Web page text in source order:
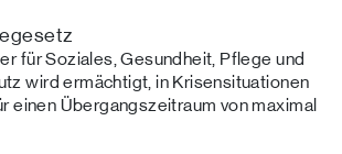
für Soziales, Gesundheit, Pflege und
wird ermächtigt, in Krisensituationen
einen Übergangszeitraum von maximal